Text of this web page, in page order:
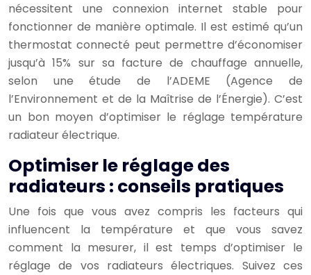
nécessitent une connexion internet stable pour
fonctionner de manière optimale. Il est estimé qu’un
thermostat connecté peut permettre d’économiser
jusqu’à 15% sur sa facture de chauffage annuelle,
selon une étude de l’ADEME (Agence de
l’Environnement et de la Maîtrise de l’Énergie). C’est
un bon moyen d’optimiser le réglage température
radiateur électrique.
Optimiser le réglage des
radiateurs : conseils pratiques
Une fois que vous avez compris les facteurs qui
influencent la température et que vous savez
comment la mesurer, il est temps d’optimiser le
réglage de vos radiateurs électriques. Suivez ces